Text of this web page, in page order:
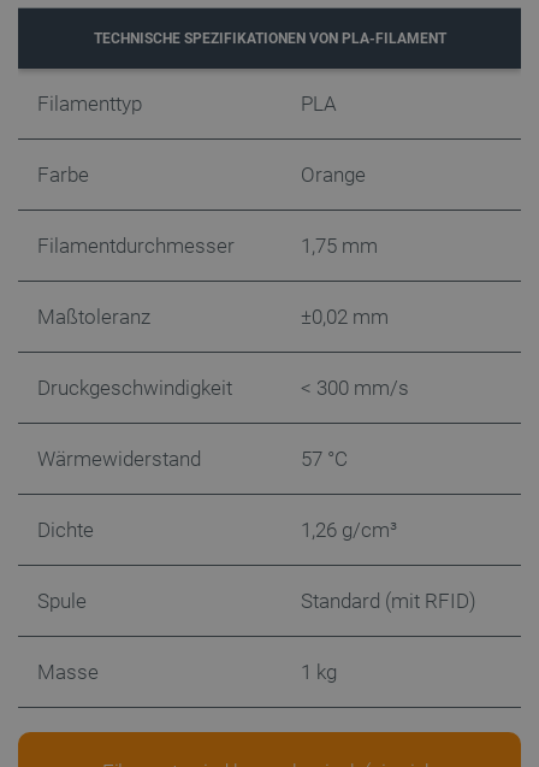
TECHNISCHE SPEZIFIKATIONEN VON PLA-FILAMENT
Filamenttyp PLA
Farbe Orange
Filamentdurchmesser 1,75 mm
Maßtoleranz ±0,02 mm
Druckgeschwindigkeit < 300 mm/s
Wärmewiderstand 57 °C
Dichte 1,26 g/cm³
Spule Standard (mit RFID)
Masse 1 kg
FUNKTIONALITÄT
Unbedingt erforderliche Cookies ermöglichen
wesentliche Kernfunktionen der Website wie die
die Website nicht ordnungsgemäß verwendet
Name
VISITOR_PRIVACY_METADATA
YouTube
41